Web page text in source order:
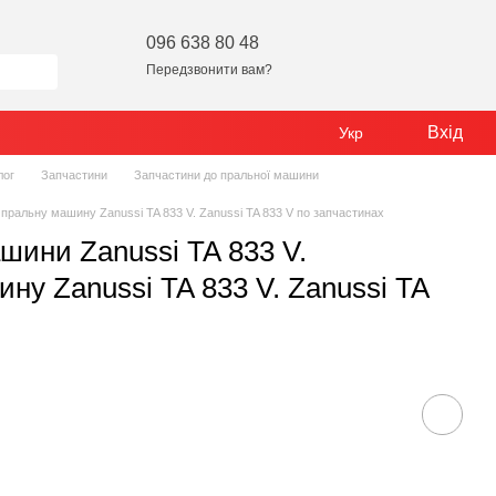
096 638 80 48
Передзвонити вам?
Укр Вхід
Запчастини Запчастини до пральної машини
машину Zanussi TA 833 V. Zanussi TA 833 V по запчастинах
Zanussi TA 833 V.
Zanussi TA 833 V. Zanussi TA